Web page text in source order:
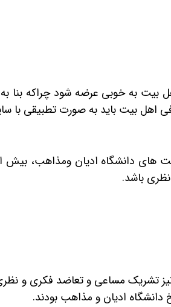
بیت به خوبی عرضه شود چراکه بنا
اهل بیت باید به صورت تطبیقی با
های دانشگاه ادیان ومذاهب، بیش
باشد.
تشریک مساعی و تعاضد فکری و
ادیان و مذاهب بودند.